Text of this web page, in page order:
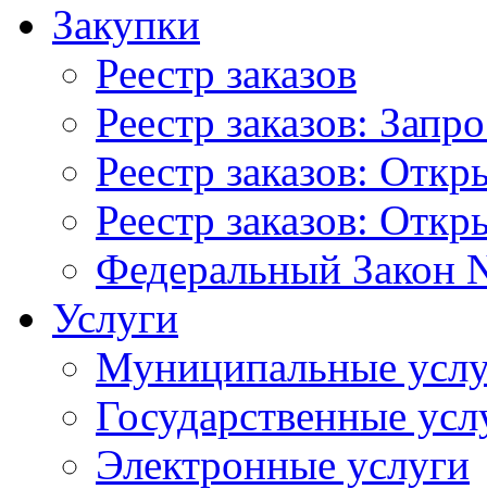
Закупки
Реестр заказов
Реестр заказов:
Реестр заказов:
Реестр заказов:
Федеральный Закон
Услуги
Муниципальные
Государственные
Электронные услуги